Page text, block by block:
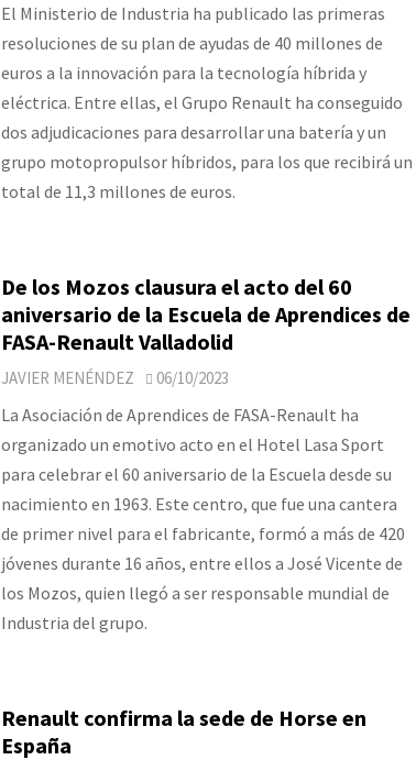
El Ministerio de Industria ha publicado las primeras
resoluciones de su plan de ayudas de 40 millones de
euros a la innovación para la tecnología híbrida y
eléctrica. Entre ellas, el Grupo Renault ha conseguido
dos adjudicaciones para desarrollar una batería y un
grupo motopropulsor híbridos, para los que recibirá un
total de 11,3 millones de euros.
De los Mozos clausura el acto del 60
aniversario de la Escuela de Aprendices de
FASA-Renault Valladolid
JAVIER MENÉNDEZ 06/10/2023
La Asociación de Aprendices de FASA-Renault ha
organizado un emotivo acto en el Hotel Lasa Sport
para celebrar el 60 aniversario de la Escuela desde su
nacimiento en 1963. Este centro, que fue una cantera
de primer nivel para el fabricante, formó a más de 420
jóvenes durante 16 años, entre ellos a José Vicente de
los Mozos, quien llegó a ser responsable mundial de
Industria del grupo.
Renault confirma la sede de Horse en
España